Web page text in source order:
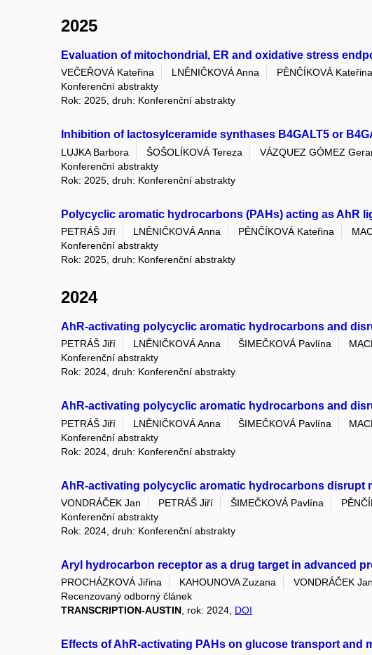
2025
Evaluation of mitochondrial, ER and oxidative stress
VEČEŘOVÁ Kateřina LNĚNIČKOVÁ Anna PĚNČÍKOVÁ Kateřina
Konferenční abstrakty
Rok: 2025, druh: Konferenční abstrakty
Inhibition of lactosylceramide synthases B4GALT5 or
LUJKA Barbora ŠOŠOLÍKOVÁ Tereza VÁZQUEZ GÓMEZ
Konferenční abstrakty
Rok: 2025, druh: Konferenční abstrakty
Polycyclic aromatic hydrocarbons (PAHs) acting as AhR
PETRÁŠ Jiří LNĚNIČKOVÁ Anna PĚNČÍKOVÁ Kateřina
Konferenční abstrakty
Rok: 2025, druh: Konferenční abstrakty
2024
AhR-activating polycyclic aromatic hydrocarbons and
PETRÁŠ Jiří LNĚNIČKOVÁ Anna ŠIMEČKOVÁ Pavlína
Konferenční abstrakty
Rok: 2024, druh: Konferenční abstrakty
AhR-activating polycyclic aromatic hydrocarbons and
PETRÁŠ Jiří LNĚNIČKOVÁ Anna ŠIMEČKOVÁ Pavlína
Konferenční abstrakty
Rok: 2024, druh: Konferenční abstrakty
AhR-activating polycyclic aromatic hydrocarbons disrupt
VONDRÁČEK Jan PETRÁŠ Jiří ŠIMEČKOVÁ Pavlína
Konferenční abstrakty
Rok: 2024, druh: Konferenční abstrakty
Aryl hydrocarbon receptor as a drug target in advanced
PROCHÁZKOVÁ Jiřina KAHOUNOVA Zuzana VONDRÁČEK Jan
Recenzovaný odborný článek
TRANSCRIPTION-AUSTIN, rok: 2024, DOI
Effects of AhR-activating PAHs on glucose transport and